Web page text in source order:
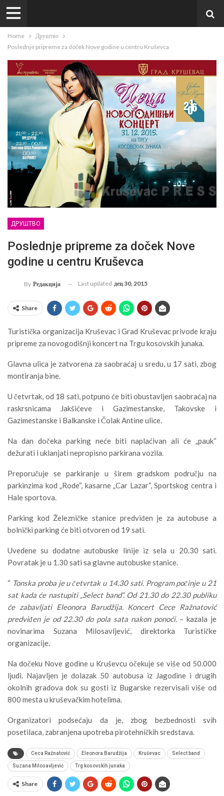
Home
Друштво
Poslednje pripreme za doček Nove godine u centru Kruševca
ДРУШТВО
Poslednje pripreme za doček Nove
godine u centru Kruševca
By Редакција Last updated дец 30, 2015
Share
Turistička organizacija Kruševac i Grad Kruševac privode kraju
pripreme za novogodišnji koncert na Trgu kosovskih junaka.
Glavna ulica je zatvorena za saobraćaj u sredu, u 17 sati, zbog
montiranja bine.
U četvrtak, od 18 sati, potpuno će biti obustavljen saobraćaj na
raskrsnicama Jakšićeve i Gazimestanske, Takovske i
Gazimestanske i Balkanske i Čolak Antine ulice.
Na dan dočeka parking neće biti naplaćivan ali će „pauk“
dežurati i uklanjati nepropisno parkirana vozila.
Preporučuje se parkiranje u širem gradskom području na
parkinzima kod „Rode“, kasarne „Car Lazar“, Sportskog centra i
Hale sportova.
Parking kod Železničke stanice predviđen je za autobuse a
bolnički parking će biti otvoren od 19 sati.
Uvedene su dodatne autobuske linije iz sela u 20.30 sati.
Povratak je u 1.30 sati sa glavne autobuske stanice.
“ Tonska proba je u četvrtak u 14.30 sati. Program počinje u 21
sat kada će nastupiti „Select band“. Od 21.30 do 22.30 publiku
će zabavljati Eleonora Barudžija. Koncert Cece Ražnatović
predviđen je od 22.30 do pola sata nakon ponoći.– kazala je
novinarima Suzana Milosavljević, direktorka Turističke
organizacije.
Na dočeku Nove godine u Kruševcu očekuje se više od 50.000
ljudi. Najavljen je dolazak 50 autobusa iz Jagodine i drugih
okolnih gradova dok su gosti iz Bugarske rezervisali više od
800 mesta u kruševačkim hotelima.
Organizatori podsećaju da je, zbog bezbednosti svih
posetilaca, zabranjena upotreba pirotehničkih sredstava.
Ceca Ražnatović Eleonora Barudžija Kruševac Select band
Suzana Milosavljević Trg kosovskih junaka
Share